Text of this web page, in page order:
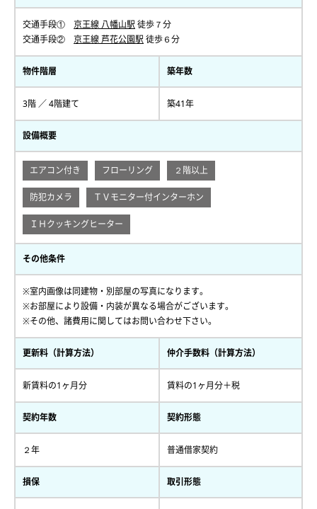
交通手段① 京王線 八幡山駅 徒歩７分
交通手段② 京王線 芦花公園駅 徒歩６分
物件階層
3階 ／ 4階建て
築年数
築41年
設備概要
エアコン付き フローリング ２階以上
防犯カメラ ＴＶモニター付インターホン
ＩＨクッキングヒーター
その他条件
※室内画像は同建物・別部屋の写真になります。
※お部屋により設備・内装が異なる場合がございます。
※その他、諸費用に関してはお問い合わせ下さい。
更新料（計算方法）
新賃料の1ヶ月分
仲介手数料（計算方法）
賃料の1ヶ月分＋税
契約年数
２年
契約形態
普通借家契約
損保 取引形態